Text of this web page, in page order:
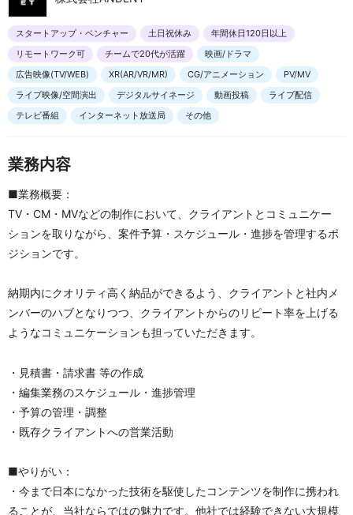
スタートアップ・ベンチャー 土日祝休み
年間休日120日以上
リモートワーク可
チームで20代が活躍
映画/ドラマ
広告映像(TV/WEB)
XR(AR/VR/MR) CG/アニメーション
PV/MV
ライブ映像/空間演出
デジタルサイネージ 動画投稿
ライブ配信
テレビ番組
インターネット放送局 その他
業務内容
■業務概要：
TV・CM・MVなどの制作において、クライアントとコミュニケー
ションを取りながら、案件予算・スケジュール・進捗を管理するポ
ジションです。
納期内にクオリティ高く納品ができるよう、クライアントと社内メ
ンバーのハブとなりつつ、クライアントからのリピート率を上げる
ようなコミュニケーションも担っていただきます。
・見積書・請求書 等の作成
・編集業務のスケジュール・進捗管理
・予算の管理・調整
・既存クライアントへの営業活動
■やりがい：
・今まで日本になかった技術を駆使したコンテンツを制作に携われ
ることが、当社ならではの魅力です。他社では経験できない大規模